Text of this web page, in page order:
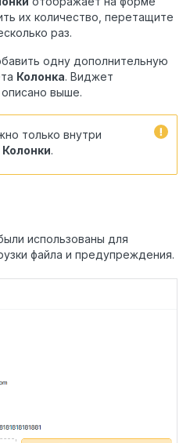
их количество, перетащите
раз.
одну дополнительную
Колонка. Виджет
описано выше.
только внутри
Колонки.
использованы для
файла и предупреждения.